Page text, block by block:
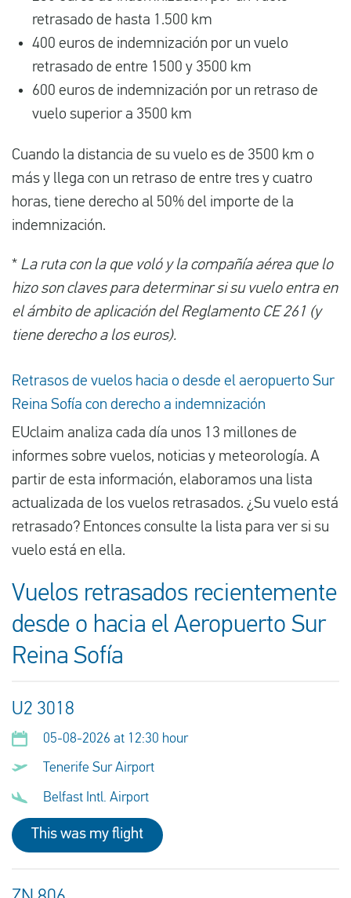
retrasado de hasta 1.500 km
400 euros de indemnización por un vuelo
retrasado de entre 1500 y 3500 km
600 euros de indemnización por un retraso de
vuelo superior a 3500 km
Cuando la distancia de su vuelo es de 3500 km o
más y llega con un retraso de entre tres y cuatro
horas, tiene derecho al 50% del importe de la
indemnización.
* La ruta con la que voló y la compañía aérea que lo
hizo son claves para determinar si su vuelo entra en
el ámbito de aplicación del Reglamento CE 261 (y
tiene derecho a los euros).
Retrasos de vuelos hacia o desde el aeropuerto Sur
Reina Sofía con derecho a indemnización
EUclaim analiza cada día unos 13 millones de
informes sobre vuelos, noticias y meteorología. A
partir de esta información, elaboramos una lista
actualizada de los vuelos retrasados. ¿Su vuelo está
retrasado? Entonces consulte la lista para ver si su
vuelo está en ella.
Vuelos retrasados recientemente
desde o hacia el Aeropuerto Sur
Reina Sofía
U2 3018
05-08-2026 at 12:30 hour
Tenerife Sur Airport
Belfast Intl. Airport
This was my flight